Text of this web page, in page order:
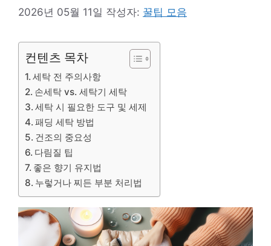
2026년 05월 11일 작성자: 꿀팁 모음
컨텐츠 목차
세탁 전 주의사항
손세탁 vs. 세탁기 세탁
세탁 시 필요한 도구 및 세제
패딩 세탁 방법
건조의 중요성
다림질 팁
좋은 향기 유지법
누렇거나 찌든 부분 처리법